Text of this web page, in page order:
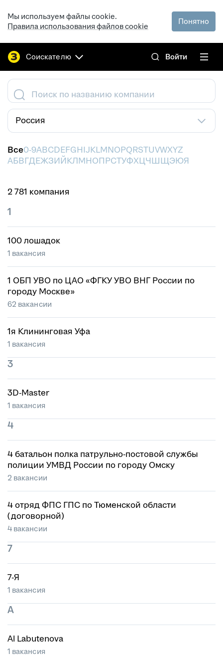
Мы используем файлы cookie.
Правила использования файлов cookie
Понятно
Соискателю Войти
Поиск по названию компании
Россия
Все0-9ABCDEFGHIJKLMNOPQRSTUVWXYZ
АБВГДЕЖЗИЙКЛМНОПРСТУФХЦЧШЩЭЮЯ
2 781 компания
1
100 лошадок
1 вакансия
1 ОБП УВО по ЦАО «ФГКУ УВО ВНГ России по
городу Москве»
62 вакансии
1я Клининговая Уфа
1 вакансия
3
3D-Master
1 вакансия
4
4 батальон полка патрульно-постовой службы
полиции УМВД России по городу Омску
2 вакансии
4 отряд ФПС ГПС по Тюменской области
(договорной)
4 вакансии
7
7-Я
1 вакансия
A
Al Labutenova
1 вакансия